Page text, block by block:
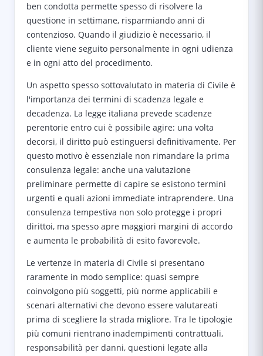
ben condotta permette spesso di risolvere la
questione in settimane, risparmiando anni di
contenzioso. Quando il giudizio è necessario, il
cliente viene seguito personalmente in ogni udienza
e in ogni atto del procedimento.
Un aspetto spesso sottovalutato in materia di Civile è
l'importanza dei termini di scadenza legale e
decadenza. La legge italiana prevede scadenze
perentorie entro cui è possibile agire: una volta
decorsi, il diritto può estinguersi definitivamente. Per
questo motivo è essenziale non rimandare la prima
consulenza legale: anche una valutazione
preliminare permette di capire se esistono termini
urgenti e quali azioni immediate intraprendere. Una
consulenza tempestiva non solo protegge i propri
dirittoi, ma spesso apre maggiori margini di accordo
e aumenta le probabilità di esito favorevole.
Le vertenze in materia di Civile si presentano
raramente in modo semplice: quasi sempre
coinvolgono più soggetti, più norme applicabili e
scenari alternativi che devono essere valutareati
prima di scegliere la strada migliore. Tra le tipologie
più comuni rientrano inadempimenti contrattuali,
responsabilità per danni, questioni legate alla